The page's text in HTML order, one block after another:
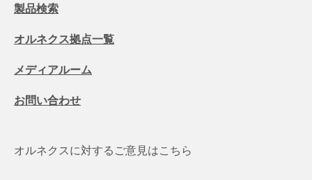
製品検索
オルネクス拠点一覧
メディアルーム
お問い合わせ
オルネクスに対するご意見はこちら